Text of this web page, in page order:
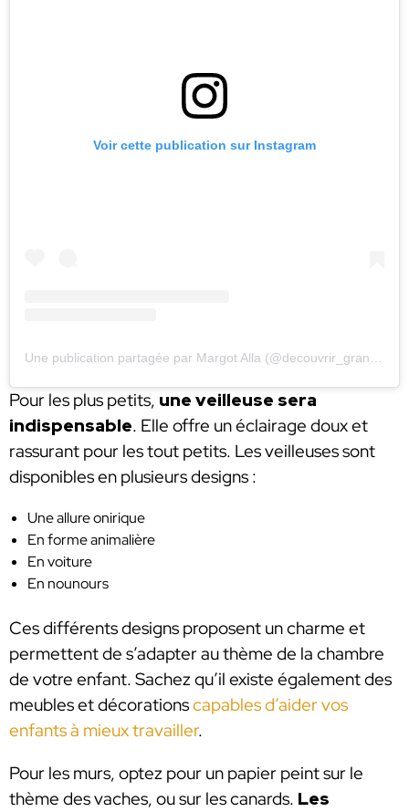
Voir cette publication sur Instagram
Pour les plus petits, une veilleuse sera
indispensable. Elle offre un éclairage doux et
rassurant pour les tout petits. Les veilleuses sont
disponibles en plusieurs designs :
Une allure onirique
En forme animalière
En voiture
En nounours
Ces différents designs proposent un charme et
permettent de s’adapter au thème de la chambre
de votre enfant. Sachez qu’il existe également des
meubles et décorationscapables d’aider vos
enfants à mieux travailler.
Pour les murs, optez pour un papier peint sur le
thème des vaches, ou sur les canards. Les